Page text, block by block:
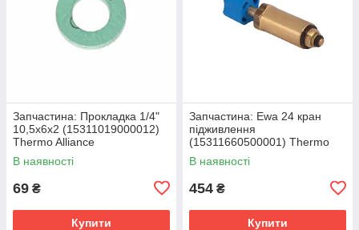
Запчастина: Прокладка 1/4"
10,5x6x2 (15311019000012)
Thermo Alliance
В наявності
69 ₴
Купити
Запчастина: Ewa 24 кран
підживлення
(15311660500001) Thermo
Alliance
В наявності
454 ₴
Купити